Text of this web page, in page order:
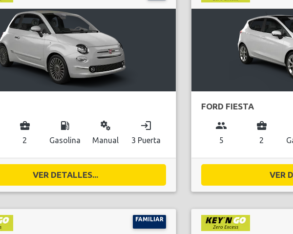
business_center
2
local_gas_station
Gasolina
miscellaneous_services
Manual
login
3 Puerta
VER DETALLES...
FORD FIESTA
group
5
business_center
2
VER
FAMILIAR